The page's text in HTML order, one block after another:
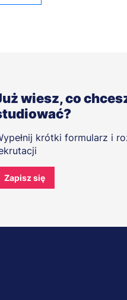
wiesz, co
krótki formularz i
Zapisz się